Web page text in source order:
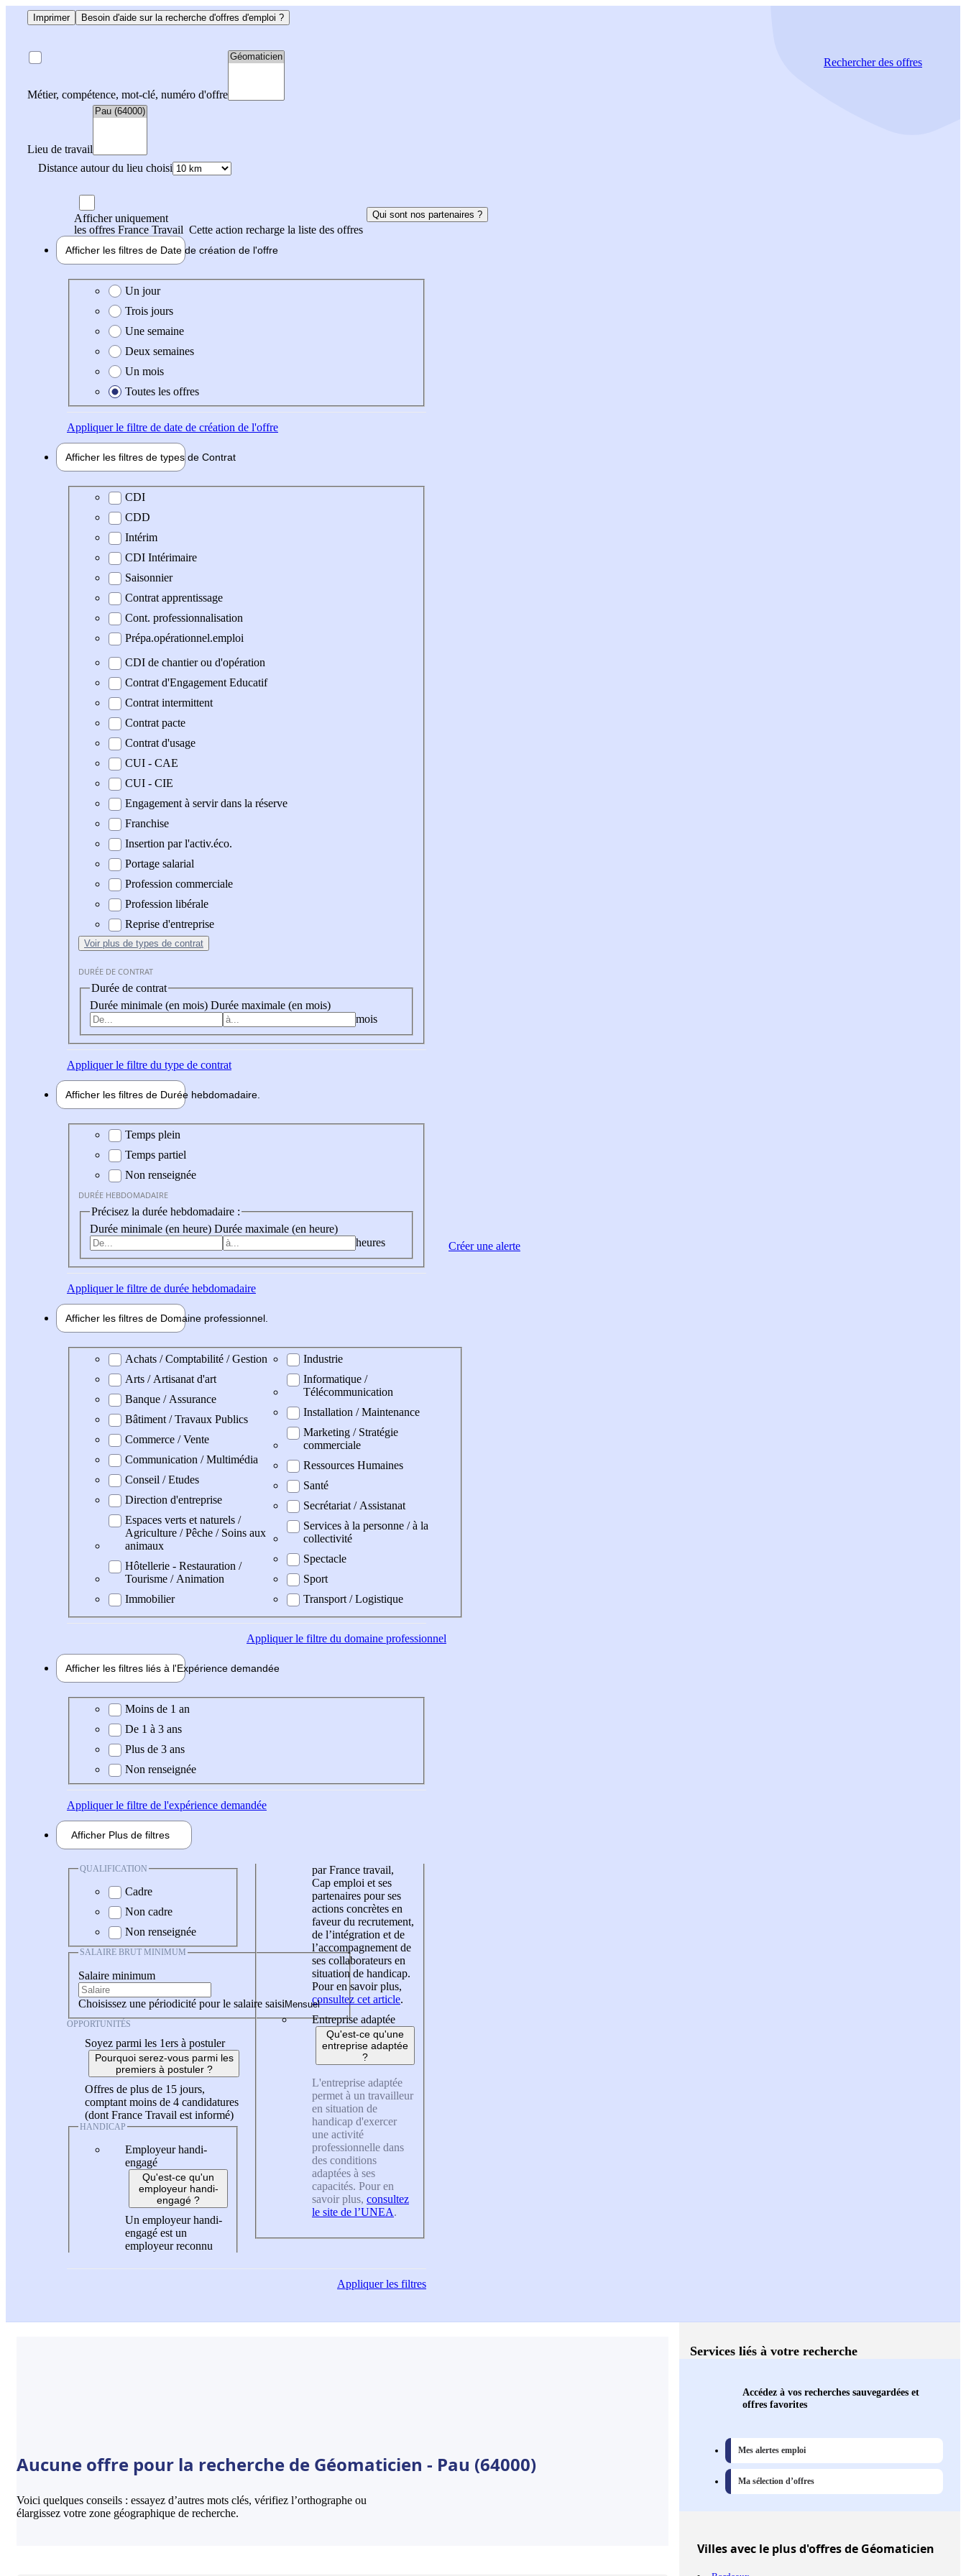
Imprimer Besoin d'aide sur la recherche d'offres d'emploi ?
Métier, compétence, mot-clé, numéro d'offre
Lieu de travail
Distance autour du lieu choisi
Rechercherdes offres
Afficher uniquement
les offres France Travail Cette action recharge la liste des offres
Qui sont nos partenaires ?
Afficher les filtres de Date de création de l'offre
Date de création de l'offre
Un jour
Trois jours
Une semaine
Deux semaines
Un mois
Toutes les offres
Appliquerle filtre de date de création de l'offre
Afficher les filtres de types de Contrat
Type de contrat
CDI
CDD
Intérim
CDI Intérimaire
Saisonnier
Contrat apprentissage
Cont. professionnalisation
Prépa.opérationnel.emploi
CDI de chantier ou d'opération
Contrat d'Engagement Educatif
Contrat intermittent
Contrat pacte
Contrat d'usage
CUI - CAE
CUI - CIE
Engagement à servir dans la réserve
Franchise
Insertion par l'activ.éco.
Portage salarial
Profession commerciale
Profession libérale
Reprise d'entreprise
Voir plus de types de contrat
DURÉE DE CONTRAT
Durée de contrat
Durée minimale (en mois) Durée maximale (en mois)
mois
Appliquerle filtre du type de contrat
Afficher les filtres de Durée hebdomadaire
Durée hebdomadaire
Temps plein
Temps partiel
Non renseignée
DURÉE HEBDOMADAIRE
Précisez la durée hebdomadaire :
Durée minimale (en heure) Durée maximale (en heure)
heures
Appliquerle filtre de durée hebdomadaire
Afficher les filtres de Domaine professionnel
Domaine professionel
Achats / Comptabilité / Gestion
Arts / Artisanat d'art
Banque / Assurance
Bâtiment / Travaux Publics
Commerce / Vente
Communication / Multimédia
Conseil / Etudes
Direction d'entreprise
Espaces verts et naturels /
Agriculture / Pêche / Soins aux
animaux
Hôtellerie - Restauration /
Tourisme / Animation
Immobilier
Industrie
Informatique /
Télécommunication
Installation / Maintenance
Marketing / Stratégie
commerciale
Ressources Humaines
Santé
Secrétariat / Assistanat
Services à la personne / à la
collectivité
Spectacle
Sport
Transport / Logistique
Appliquerle filtre du domaine professionnel
Afficher les filtres liés à l'Expérience demandée
Expérience demandée
Moins de 1 an
De 1 à 3 ans
Plus de 3 ans
Non renseignée
Appliquerle filtre de l'expérience demandée
Afficher Plus de filtres
QUALIFICATION
Cadre
Non cadre
Non renseignée
SALAIRE BRUT MINIMUM
Salaire minimum
Choisissez une périodicité pour le salaire saisi
OPPORTUNITÉS
Soyez parmi les 1ers à postuler
Pourquoi serez-vous parmi les
premiers à postuler ?
Offres de plus de 15 jours,
comptant moins de 4 candidatures
(dont France Travail est informé)
HANDICAP
Employeur handi-
engagé
Qu'est-ce qu'un
employeur handi-
engagé ?
Un employeur handi-
engagé est un
employeur reconnu
par France travail,
Cap emploi et ses
partenaires pour ses
actions concrètes en
faveur du recrutement,
de l’intégration et de
l’accompagnement de
ses collaborateurs en
situation de handicap.
Pour en savoir plus,
consultez cet article.
Entreprise adaptée
Qu'est-ce qu'une
entreprise adaptée
?
L'entreprise adaptée
permet à un travailleur
en situation de
handicap d'exercer
une activité
professionnelle dans
des conditions
adaptées à ses
capacités. Pour en
savoir plus, consultez
le site de l’UNEA.
Appliquerles filtres
Créer une alerte
Aucune offre pour la recherche de Géomaticien - Pau (64000)
Voici quelques conseils : essayez d’autres mots clés, vérifiez l’orthographe ou
élargissez votre zone géographique de recherche.
Services liés à votre recherche
Accédez à vos recherches sauvegardées et
offres favorites
Mes alertes emploi
Ma sélection d’offres
Villesavec le plus d'offres de Géomaticien